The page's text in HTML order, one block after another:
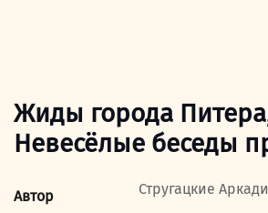
Жиды города
Невесёлые беседы
Автор Стругацкие